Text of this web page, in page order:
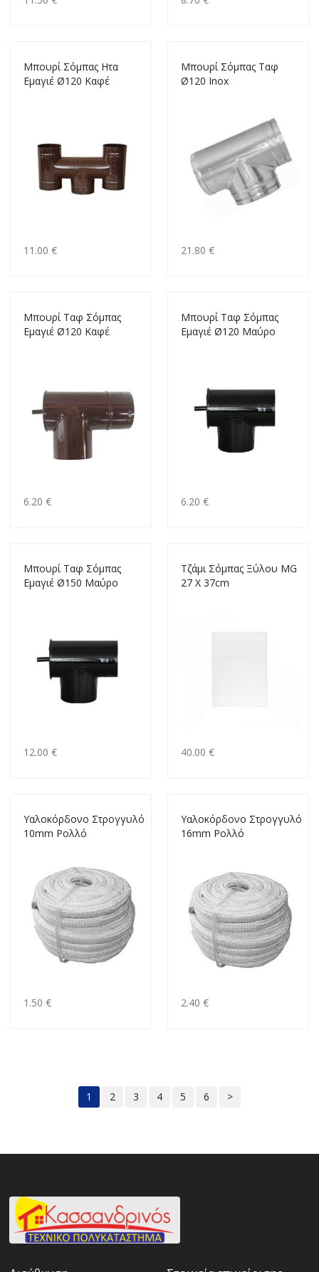
Mπουρί Σόμπας Ητα
Εμαγιέ Ø120 Καφέ
11.00 €
Mπουρί Σόμπας Ταφ
Ø120 Inox
21.80 €
Mπουρί Ταφ Σόμπας
Εμαγιέ Ø120 Καφέ
6.20 €
Mπουρί Ταφ Σόμπας
Εμαγιέ Ø120 Μαύρο
6.20 €
Mπουρί Ταφ Σόμπας
Εμαγιέ Ø150 Μαύρο
12.00 €
Tζάμι Σόμπας Ξύλου MG
27 X 37cm
40.00 €
Yαλοκόρδονο Στρογγυλό
10mm Ρολλό
1.50 €
Yαλοκόρδονο Στρογγυλό
16mm Ρολλό
2.40 €
1 2 3 4 5 6 >